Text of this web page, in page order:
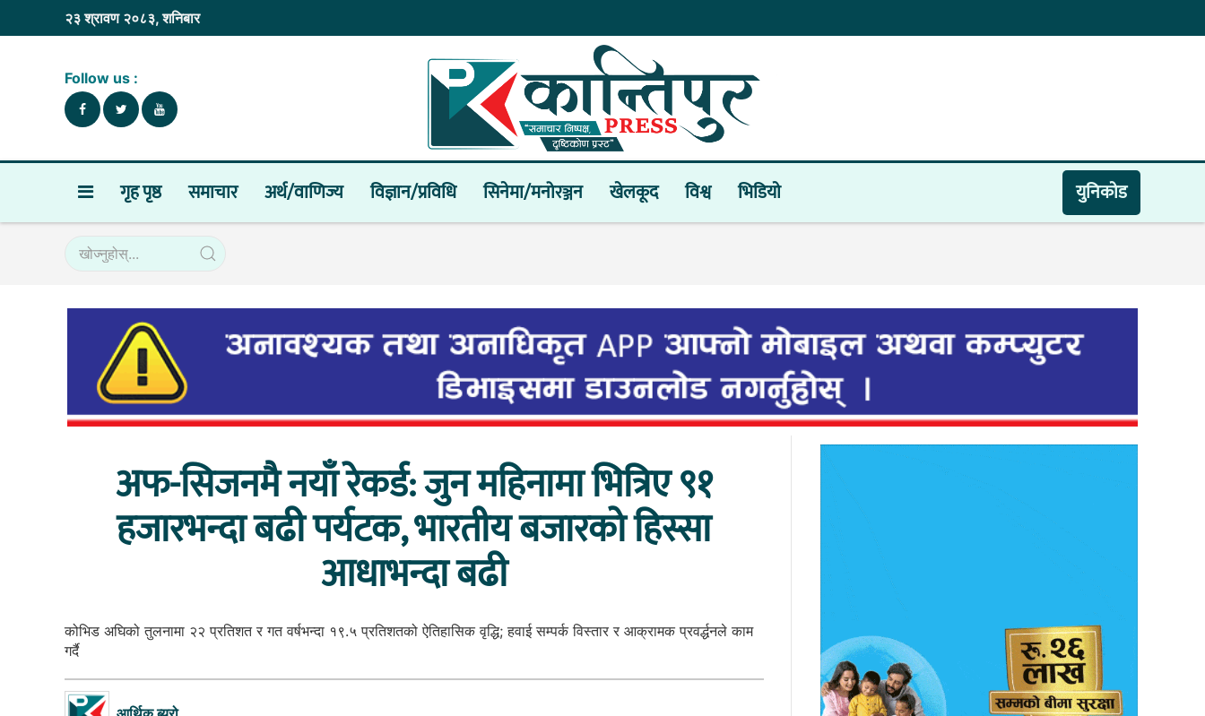
२३ श्रावण २०८३, शनिबार
Follow us :
गृह पृष्ठ समाचार अर्थ/वाणिज्य विज्ञान/प्रविधि सिनेमा/मनोरञ्जन खेलकूद विश्व भिडियाे युनिकाेड
अफ-सिजनमै नयाँ रेकर्ड: जुन महिनामा भित्रिए ९१
हजारभन्दा बढी पर्यटक, भारतीय बजारको हिस्सा
आधाभन्दा बढी
कोभिड अघिको तुलनामा २२ प्रतिशत र गत वर्षभन्दा १९.५ प्रतिशतको ऐतिहासिक वृद्धि; हवाई सम्पर्क विस्तार र आक्रामक प्रवर्द्धनले काम
गर्दै